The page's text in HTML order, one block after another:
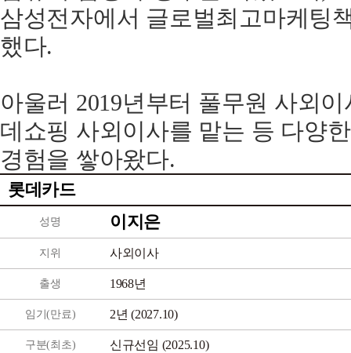
삼성전자에서 글로벌최고마케팅
했다.
아울러 2019년부터 풀무원 사외
데쇼핑 사외이사를 맡는 등 다양
경험을 쌓아왔다.
롯데카드
성명 이지은
지위 사외이사
출생 1968년
임기(만료) 2년 (2027.10)
구분(최초) 신규선임 (2025.10)